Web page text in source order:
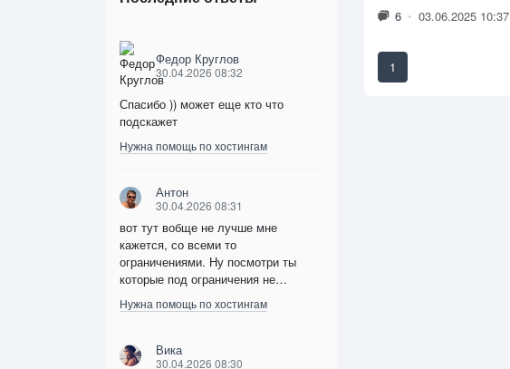
Федор Круглов
30.04.2026 08:32
Спасибо )) может еще кто что
подскажет
Нужна помощь по хостингам
Антон
30.04.2026 08:31
вот тут вобще не лучше мне
кажется, со всеми то
ограничениями. Ну посмотри ты
которые под ограничения не…
Нужна помощь по хостингам
Вика
30.04.2026 08:30
6 • 03.06.2025 10:37
1